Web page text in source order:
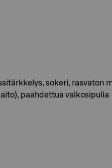
sokeri, rasvaton
paahdettua valkosipulia